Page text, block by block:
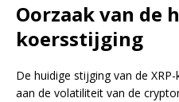
Oorzaak van de
koersstijging
De huidige stijging van de
aan de volatiliteit van de